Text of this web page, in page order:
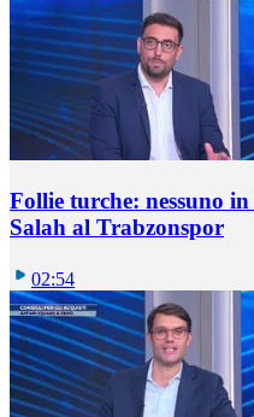
Follie turche: nessuno
Salah al Trabzonspor
02:54